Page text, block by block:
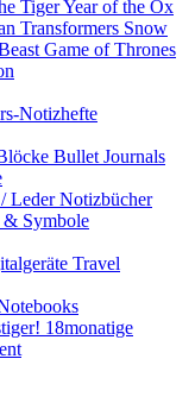
TigerYear of the Ox
Transformers Snow
Game of Thrones
Notizhefte
Bullet Journals
Leder Notizbücher
& Symbole
Travel
18monatige